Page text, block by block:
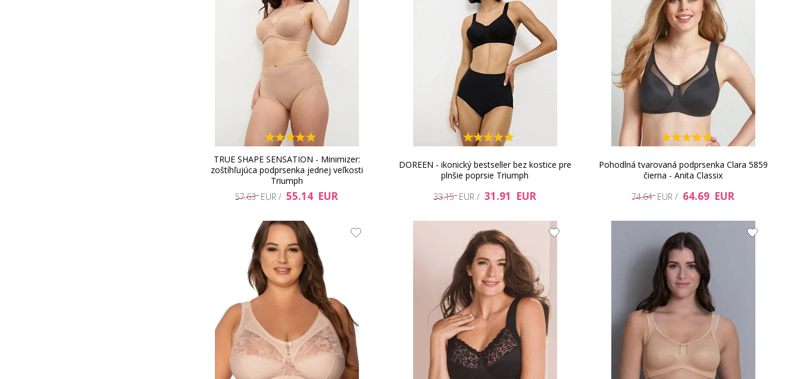
TRUE SHAPE SENSATION - Minimizer:
zoštíhľujúca podprsenka jednej veľkosti
Triumph
57.63 EUR / 55.14 EUR
DOREEN - ikonický bestseller bez kostice pre
plnšie poprsie Triumph
33.15 EUR / 31.91 EUR
Pohodlná tvarovaná podprsenka Clara 5859
čierna - Anita Classix
74.64 EUR / 64.69 EUR